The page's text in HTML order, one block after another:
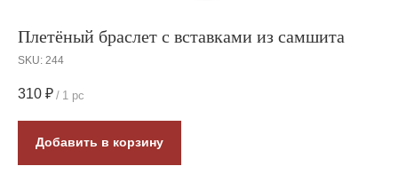
Плетёный браслет с вставками из самшита
SKU: 244
310 ₽ / 1 pc
Добавить в корзину